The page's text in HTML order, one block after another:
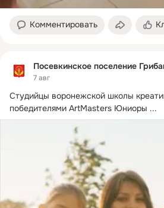
Комментировать
Посевкинское поселение
7 авг
Студийцы воронежской школы
победителями ArtMasters Юниоры ...